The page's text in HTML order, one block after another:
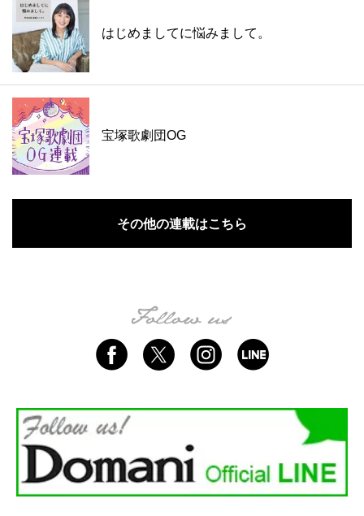
はじめましてに悩みまして。
宝塚歌劇団OG
その他の連載はこちら